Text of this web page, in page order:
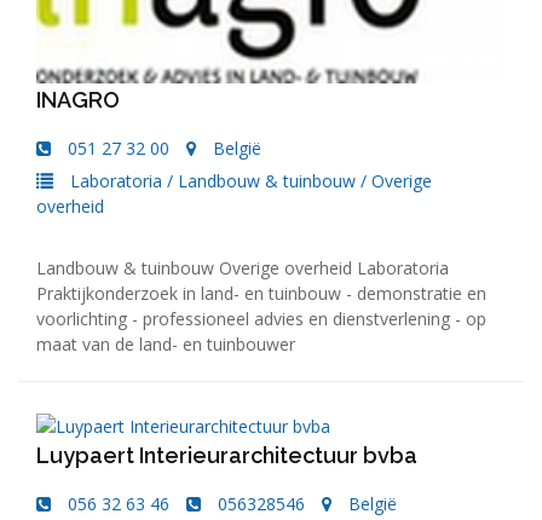
INAGRO
051 27 32 00
België
Laboratoria / Landbouw & tuinbouw / Overige
overheid
Landbouw & tuinbouw Overige overheid Laboratoria
Praktijkonderzoek in land- en tuinbouw - demonstratie en
voorlichting - professioneel advies en dienstverlening - op
maat van de land- en tuinbouwer
Luypaert Interieurarchitectuur bvba
056 32 63 46 056328546 België